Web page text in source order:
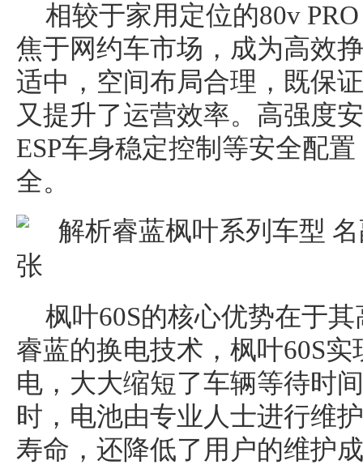
相较于家用定位的80v
焦于网约车市场，成为高效
适中，空间布局合理，既保
又提升了运营效率。高强度
ESP车身稳定控制等安全配
全。
枫叶60S的核心优势在于
睿蓝的换电技术，枫叶60S
电，大大缩短了车辆等待时
时，电池由专业人士进行维
寿命，还降低了用户的维护